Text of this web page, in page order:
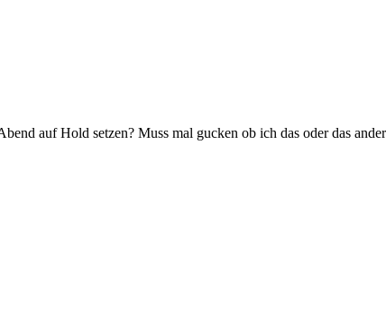
auf Hold setzen? Muss mal gucken ob ich das oder das